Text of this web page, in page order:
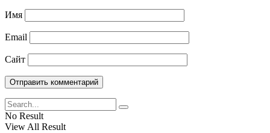
Имя
Email
Сайт
No Result
View All Result